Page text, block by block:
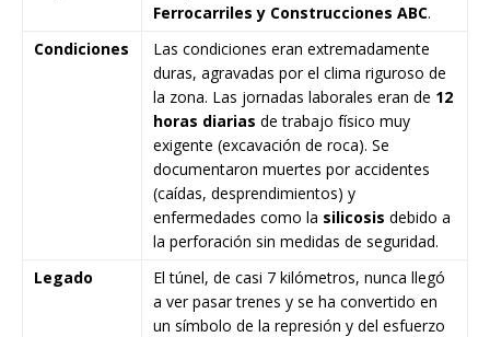
Ferrocarriles y Construcciones ABC.
Condiciones
Las condiciones eran extremadamente
duras, agravadas por el clima riguroso de
la zona. Las jornadas laborales eran de 12
horas diarias de trabajo físico muy
exigente (excavación de roca). Se
documentaron muertes por accidentes
(caídas, desprendimientos) y
enfermedades como la silicosis debido a
la perforación sin medidas de seguridad.
Legado
El túnel, de casi 7 kilómetros, nunca llegó
a ver pasar trenes y se ha convertido en
un símbolo de la represión y del esfuerzo